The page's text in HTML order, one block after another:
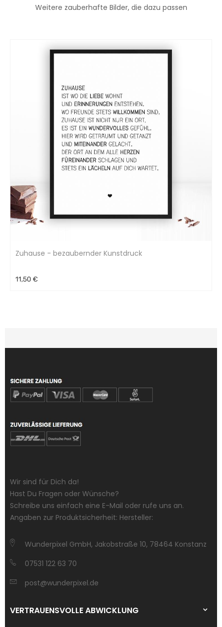
Weitere zauberhafte Bilder, die dazu passen
Zuhause - bezaubernder Kunstdruck
11,50 €
Wir sind für Dich da!
Hast Du Fragen oder Wünsche?
Schreibe uns einfach eine E-Mail oder rufe uns an.
Angaben zur Produktsicherheit: Hersteller:
Wunderpixel GmbH, Jakobstraße 10, 78464 Konstanz
07531 122 63 70
post@wunderpixel.de
VERTRAUENSVOLLE ABWICKLUNG